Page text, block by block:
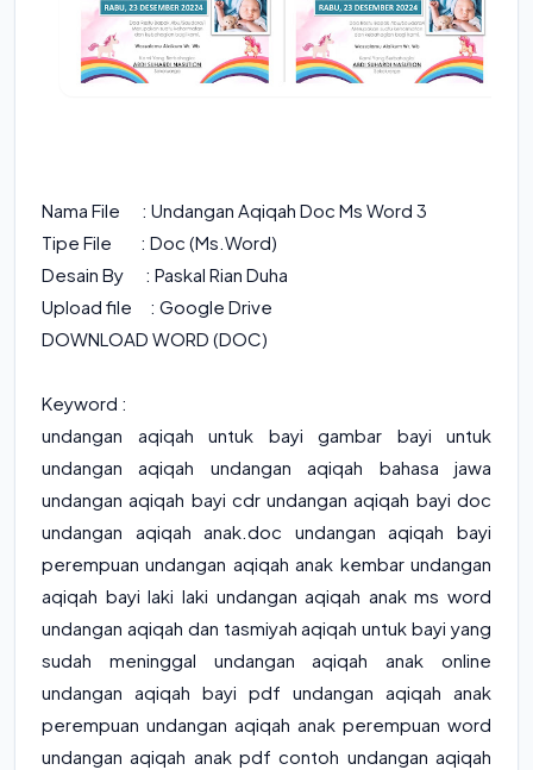
Nama File : Undangan Aqiqah Doc Ms Word 3
Tipe File : Doc (Ms.Word)
Desain By : Paskal Rian Duha
Upload file : Google Drive
DOWNLOAD WORD (DOC)
Keyword :
undangan aqiqah untuk bayi gambar bayi untuk
undangan aqiqah undangan aqiqah bahasa jawa
undangan aqiqah bayi cdr undangan aqiqah bayi doc
undangan aqiqah anak.doc undangan aqiqah bayi
perempuan undangan aqiqah anak kembar undangan
aqiqah bayi laki laki undangan aqiqah anak ms word
undangan aqiqah dan tasmiyah aqiqah untuk bayi yang
sudah meninggal undangan aqiqah anak online
undangan aqiqah bayi pdf undangan aqiqah anak
perempuan undangan aqiqah anak perempuan word
undangan aqiqah anak pdf contoh undangan aqiqah